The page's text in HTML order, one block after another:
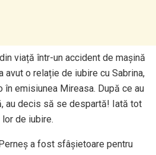
viață într-un accident de mașină
avut o relație de iubire cu Sabrina,
în emisiunea Mireasa. După ce au
au decis să se despartă! Iată tot
de iubire.
a fost sfâșietoare pentru